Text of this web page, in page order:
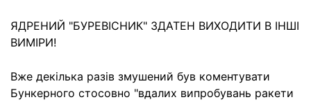
ЯДРЕНИЙ "БУРЕВІСНИК" ЗДАТЕН ВИХОДИТИ В ІНШІ
ВИМІРИ!
Вже декілька разів змушений був коментувати
Бункерного стосовно "вдалих випробувань ракети